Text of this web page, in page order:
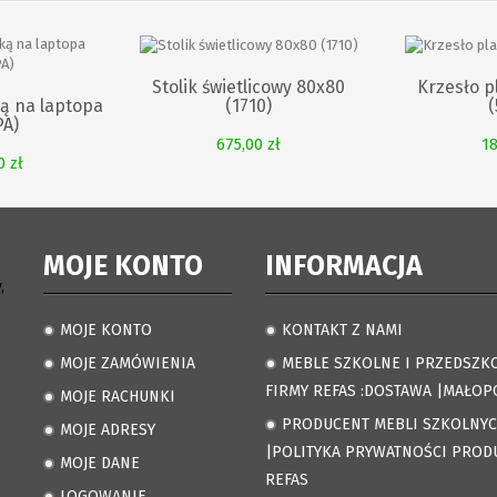
na laptopa
zł
Stolik świetlicowy 80x80
(1710)
675,00 zł
Krzesło
MOJE KONTO
. MOJE KONTO
. MOJE ZAMÓWIENIA
. MOJE RACHUNKI
. MOJE ADRESY
. MOJE DANE
INFORMACJA
. KONTAKT Z NAMI
.
MEBLE SZKOLNE I
FIRMY REFAS :DOSTAWA
.
PRODUCENT MEBLI
|POLITYKA PRYWATNOŚCI
REFAS